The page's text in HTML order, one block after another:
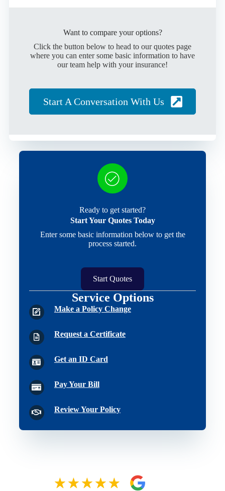
Want to compare your options?
Click the button below to head to our quotes page
where you can enter some basic information to have
our team help with your insurance!
Start A Conversation With Us
Ready to get started?
Start Your Quotes Today
Enter some basic information below to get the
process started.
Start Quotes
Service Options
Make a Policy Change
Request a Certificate
Get an ID Card
Pay Your Bill
Review Your Policy